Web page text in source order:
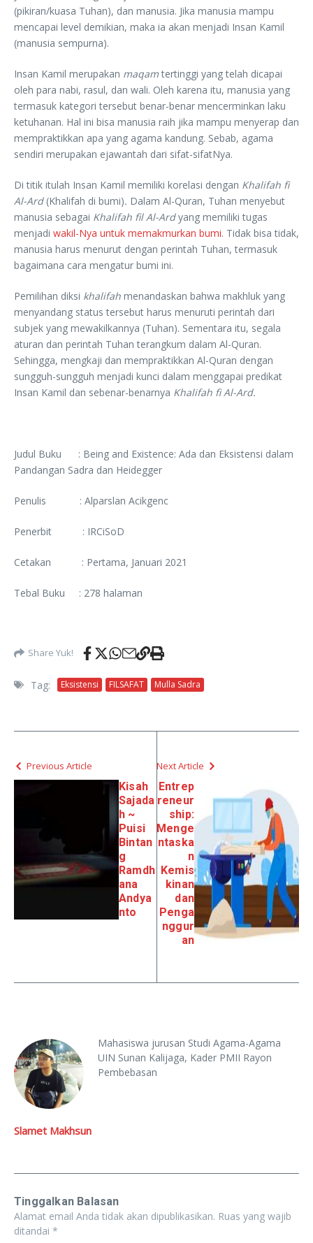
(pikiran/kuasa Tuhan), dan manusia. Jika manusia mampu
mencapai level demikian, maka ia akan menjadi Insan Kamil
(manusia sempurna).
Insan Kamil merupakan maqamtertinggi yang telah dicapai
oleh para nabi, rasul, dan wali. Oleh karena itu, manusia yang
termasuk kategori tersebut benar-benar mencerminkan laku
ketuhanan. Hal ini bisa manusia raih jika mampu menyerap dan
mempraktikkan apa yang agama kandung. Sebab, agama
sendiri merupakan ejawantah dari sifat-sifatNya.
Di titik itulah Insan Kamil memiliki korelasi dengan Khalifah fi
Al-Ard (Khalifah di bumi). Dalam Al-Quran, Tuhan menyebut
manusia sebagai Khalifah fil Al-Ardyang memiliki tugas
menjadi wakil-Nya untuk memakmurkan bumi. Tidak bisa tidak,
manusia harus menurut dengan perintah Tuhan, termasuk
bagaimana cara mengatur bumi ini.
Pemilihan diksi khalifah menandaskan bahwa makhluk yang
menyandang status tersebut harus menuruti perintah dari
subjek yang mewakilkannya (Tuhan). Sementara itu, segala
aturan dan perintah Tuhan terangkum dalam Al-Quran.
Sehingga, mengkaji dan mempraktikkan Al-Quran dengan
sungguh-sungguh menjadi kunci dalam menggapai predikat
Insan Kamil dan sebenar-benarnya Khalifah fi Al-Ard.
Judul Buku : Being and Existence: Ada dan Eksistensi dalam
Pandangan Sadra dan Heidegger
Penulis : Alparslan Acikgenc
Penerbit : IRCiSoD
Cetakan : Pertama, Januari 2021
Tebal Buku : 278 halaman
Share Yuk!
Tag: Eksistensi FILSAFAT Mulla Sadra
Previous Article
Kisah
Sajada
h ~
Puisi
Bintan
g
Ramdh
ana
Andya
nto
Next Article
Entrep
reneur
ship:
Menge
ntaska
n
Kemis
kinan
dan
Penga
nggur
an
Slamet Makhsun
Mahasiswa jurusan Studi Agama-Agama
UIN Sunan Kalijaga, Kader PMII Rayon
Pembebasan
Tinggalkan Balasan
Alamat email Anda tidak akan dipublikasikan. Ruas yang wajib
ditandai *